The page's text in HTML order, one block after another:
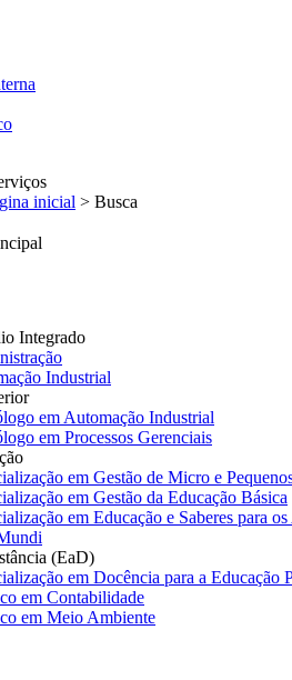
inicial > Busca
Integrado
Industrial
em Automação Industrial
em Processos Gerenciais
em Gestão de Micro e
em Gestão da Educação Básica
em Educação e Saberes para
(EaD)
em Docência para a Educação
em Contabilidade
em Meio Ambiente